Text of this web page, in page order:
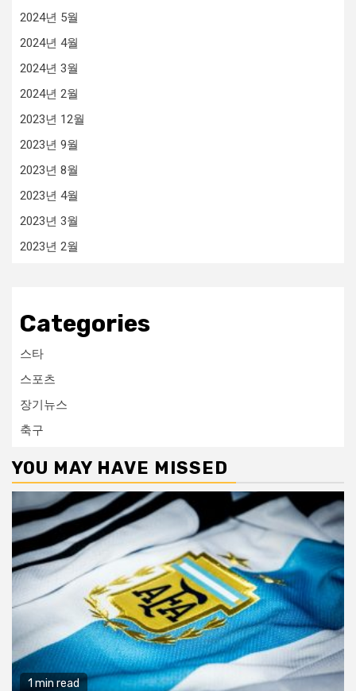
2024년 5월
2024년 4월
2024년 3월
2024년 2월
2023년 12월
2023년 9월
2023년 8월
2023년 4월
2023년 3월
2023년 2월
Categories
스타
스포츠
장기뉴스
축구
YOU MAY HAVE MISSED
1 min read